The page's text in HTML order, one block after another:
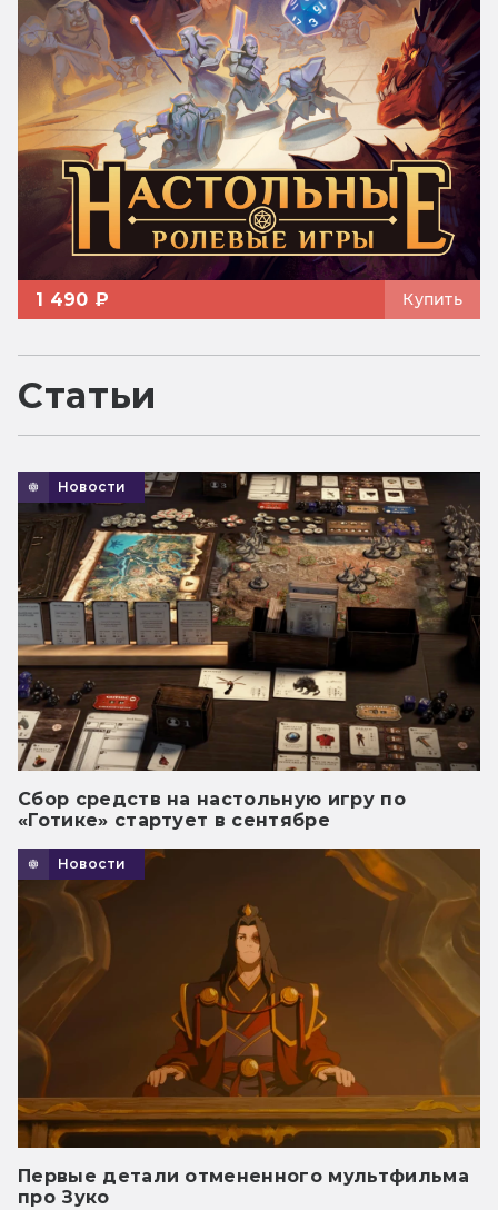
1 490 ₽ Купить
Статьи
Новости
Сбор средств на настольную игру по
«Готике» стартует в сентябре
Новости
Первые детали отмененного мультфильма
про Зуко